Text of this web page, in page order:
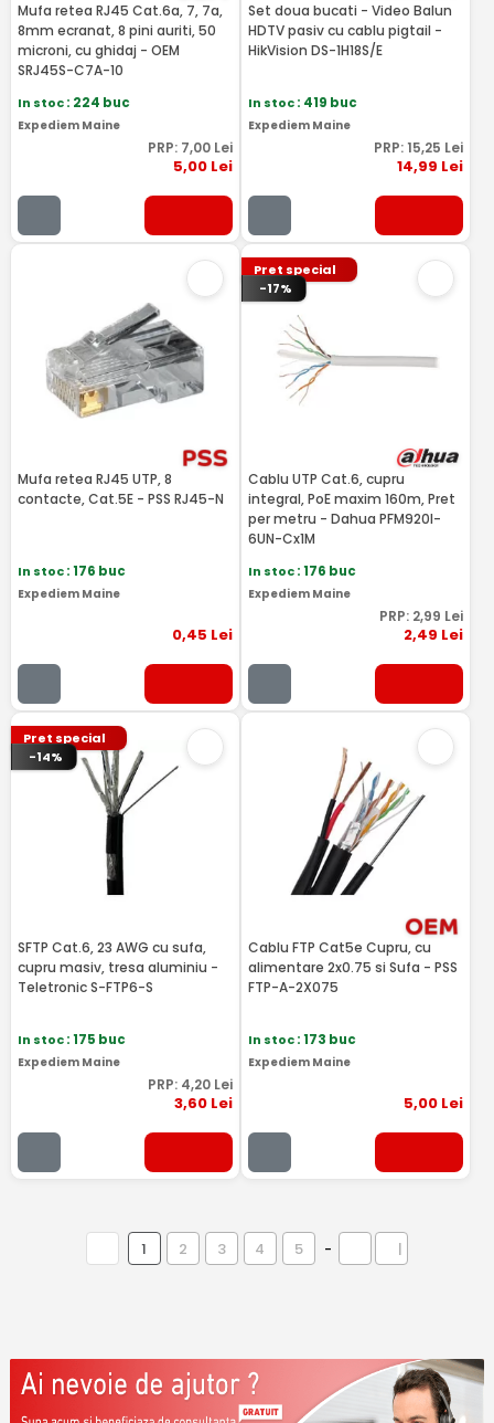
Mufa retea RJ45 Cat.6a, 7, 7a,
8mm ecranat, 8 pini auriti, 50
microni, cu ghidaj - OEM
SRJ45S-C7A-10
In stoc: 224 buc
Expediem Maine
PRP: 7,00Lei
5,00Lei
Set doua bucati - Video Balun
HDTV pasiv cu cablu pigtail -
HikVision DS-1H18S/E
In stoc: 419 buc
Expediem Maine
PRP: 15,25 Lei
14,99 Lei
Mufa retea RJ45 UTP, 8
contacte, Cat.5E - PSS RJ45-N
In stoc: 176 buc
Expediem Maine
0,45 Lei
Pret special
-17%
Cablu UTP Cat.6, cupru
integral, PoE maxim 160m, Pret
per metru - Dahua PFM920I-
6UN-Cx1M
In stoc: 176 buc
Expediem Maine
PRP: 2,99 Lei
2,49 Lei
Pret special
-14%
SFTP Cat.6, 23 AWG cu sufa,
cupru masiv, tresa aluminiu -
Teletronic S-FTP6-S
In stoc: 175 buc
Expediem Maine
PRP: 4,20Lei
3,60Lei
Cablu FTP Cat5e Cupru, cu
alimentare 2x0.75 si Sufa - PSS
FTP-A-2X075
In stoc: 173 buc
Expediem Maine
5,00 Lei
1 2 3 4 5 - |